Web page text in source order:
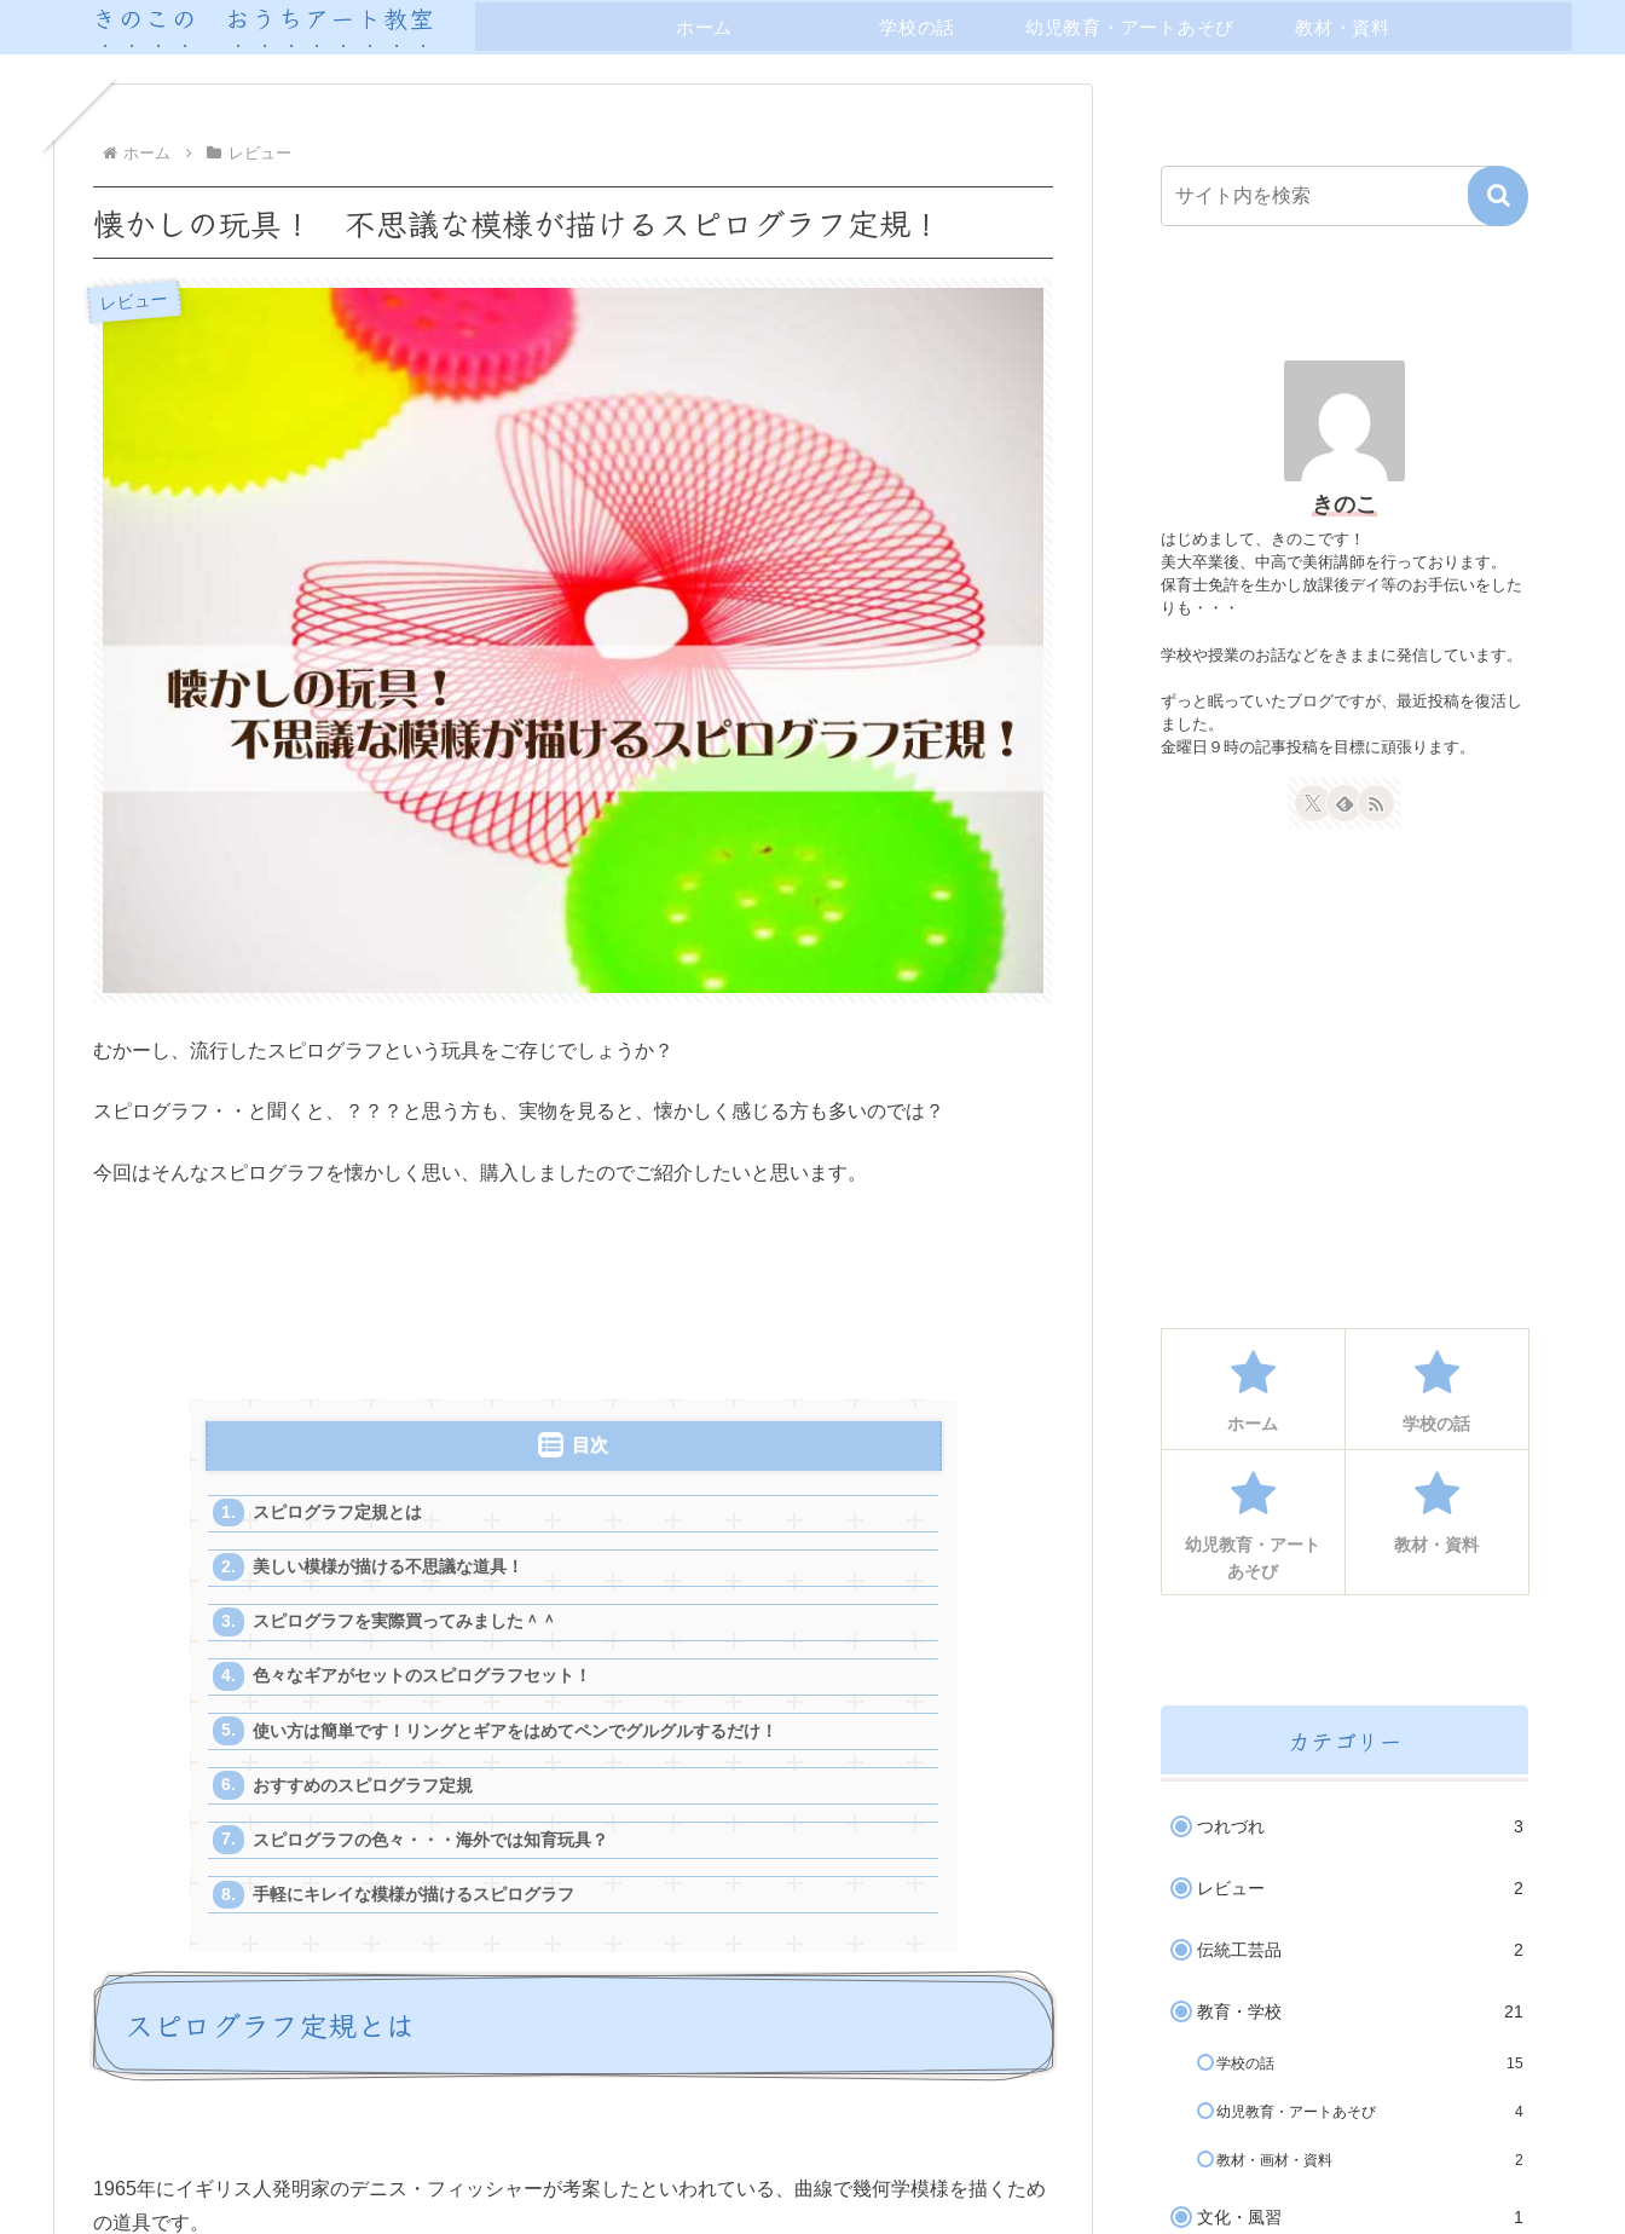
きのこの おうちアート教室 ホーム 学校の話 幼児教育・アートあそび 教材・資料
ホーム レビュー
懐かしの玩具！ 不思議な模様が描けるスピログラフ定規！
レビュー
むかーし、流行したスピログラフという玩具をご存じでしょうか？
スピログラフ・・と聞くと、？？？と思う方も、実物を見ると、懐かしく感じる方も多いのでは？
今回はそんなスピログラフを懐かしく思い、購入しましたのでご紹介したいと思います。
目次
スピログラフ定規とは
美しい模様が描ける不思議な道具！
スピログラフを実際買ってみました＾＾
色々なギアがセットのスピログラフセット！
使い方は簡単です！リングとギアをはめてペンでグルグルするだけ！
おすすめのスピログラフ定規
スピログラフの色々・・・海外では知育玩具？
手軽にキレイな模様が描けるスピログラフ
スピログラフ定規とは
1965年にイギリス人発明家のデニス・フィッシャーが考案したといわれている、曲線で幾何学模様を描くため
の道具です。
きのこ
はじめまして、きのこです！
美大卒業後、中高で美術講師を行っております。
保育士免許を生かし放課後デイ等のお手伝いをした
りも・・・
学校や授業のお話などをきままに発信しています。
ずっと眠っていたブログですが、最近投稿を復活し
ました。
金曜日９時の記事投稿を目標に頑張ります。
ホーム 学校の話
幼児教育・アート
あそび
教材・資料
カテゴリー
つれづれ 3
レビュー 2
伝統工芸品 2
教育・学校 21
学校の話 15
幼児教育・アートあそび 4
教材・画材・資料 2
文化・風習 1